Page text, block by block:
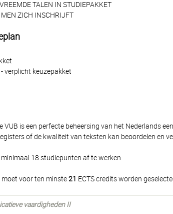
TALEN IN STUDIEPAKKET
MEN ZICH INSCHRIJFT
verplicht keuzepakket
is een perfecte beheersing van het Nederlands
of de kwaliteit van teksten kan beoordelen en
18 studiepunten af te werken.
moet voor ten minste21 ECTS credits worden
vaardigheden II